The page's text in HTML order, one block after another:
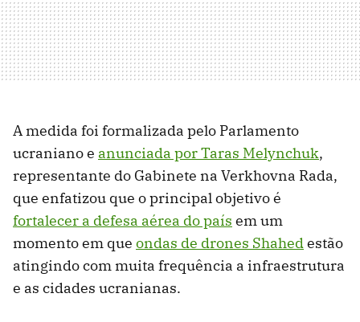
A medida foi formalizada pelo Parlamento
ucraniano e anunciada por Taras Melynchuk,
representante do Gabinete na Verkhovna Rada,
que enfatizou que o principal objetivo é
fortalecer a defesa aérea do país em um
momento em que ondas de drones Shahedestão
atingindo com muita frequência a infraestrutura
e as cidades ucranianas.